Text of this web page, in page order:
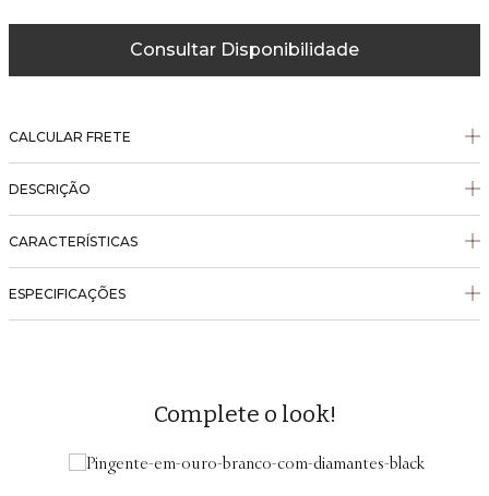
Consultar Disponibilidade
CALCULAR FRETE
DESCRIÇÃO
CARACTERÍSTICAS
ESPECIFICAÇÕES
Complete o look!